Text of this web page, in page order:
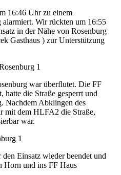
16:46 Uhr zu einem
Wir rückten um 16:55
in der Nähe von Rosenburg
Gasthaus ) zur Unterstützung
war überflutet. Die FF
hatte die Straße gesperrt und
Nachdem Abklingen des
mit dem HLFA2 die Straße,
war.
Einsatz wieder beendet und
Horn und ins FF Haus